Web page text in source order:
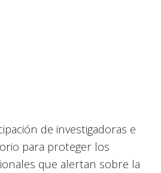
de investigadoras e
para proteger los
que alertan sobre la